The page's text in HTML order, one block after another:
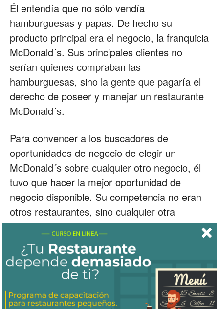
Él entendía que no sólo vendía
hamburguesas y papas. De hecho su
producto principal era el negocio, la franquicia
McDonald´s. Sus principales clientes no
serían quienes compraban las
hamburguesas, sino la gente que pagaría el
derecho de poseer y manejar un restaurante
McDonald´s.
Para convencer a los buscadores de
oportunidades de negocio de elegir un
McDonald´s sobre cualquier otro negocio, él
tuvo que hacer la mejor oportunidad de
negocio disponible. Su competencia no eran
otros restaurantes, sino cualquier otra
oportunidad de negocio.
ETIQUETAS manejo operacion planeacion
restaurantes exitosos